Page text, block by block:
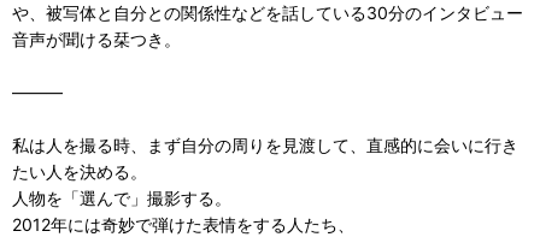
や、被写体と自分との関係性などを話している30分のインタビュー
音声が聞ける栞つき。
―――
私は人を撮る時、まず自分の周りを見渡して、直感的に会いに行き
たい人を決める。
人物を「選んで」撮影する。
2012年には奇妙で弾けた表情をする人たち、